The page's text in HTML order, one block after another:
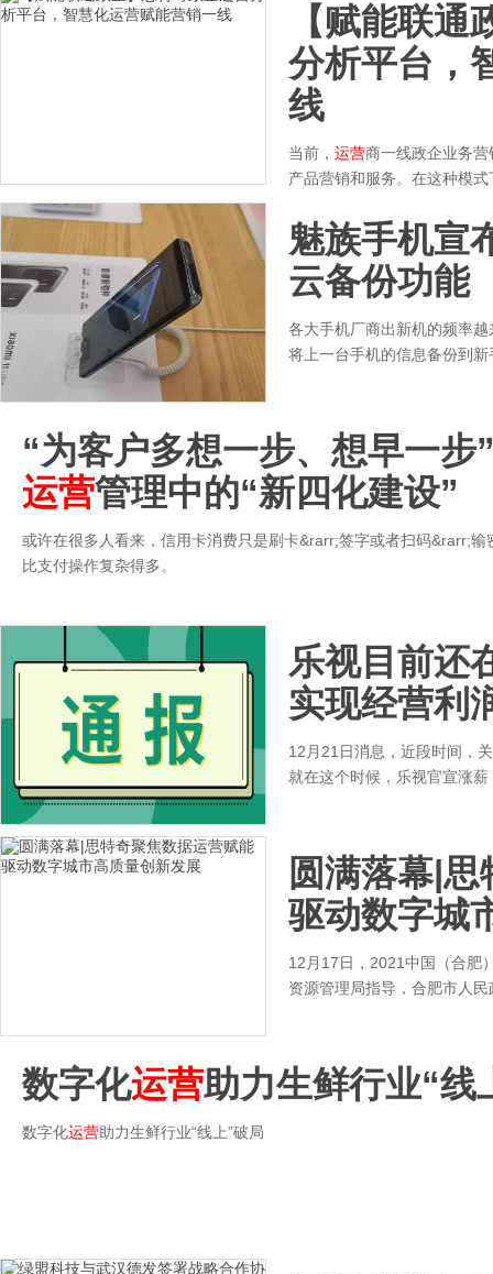
【赋能联
分析平台，
线
当前， 运营商一线政企业务
产品营销和服务。在这种模
魅族手机宣
云备份功能
各大手机厂商出新机的频率
将上一台手机的信息备份到
“为客户多想一步、想早一
运营管理中的“新四化建设”
或许在很多人看来，信用卡消费只是刷卡&rarr;签字或者扫码&rarr;
比支付操作复杂得多。
乐视目前还
实现经营利
12月21日消息，近段时间，
就在这个时候，乐视官宣涨
圆满落幕|
驱动数字城
12月17日，2021中国（合肥
资源管理局指导，合肥市人
数字化运营助力生鲜行业“线
数字化运营助力生鲜行业“线上”破局